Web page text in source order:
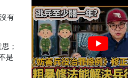
有
；
是
臉？